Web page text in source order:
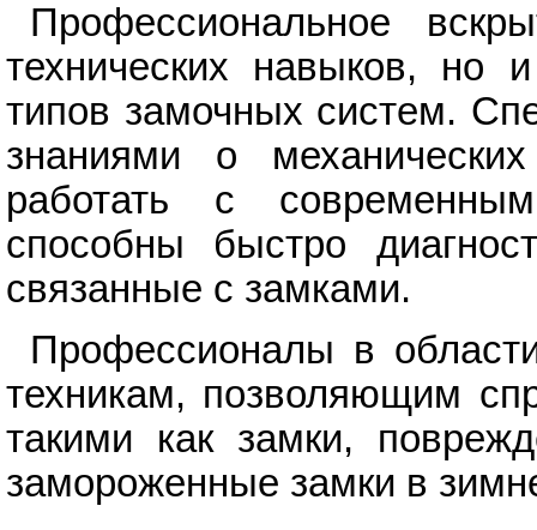
Профессиональное
технических навыков, но
типов замочных систем.
знаниями о
работать с
способны быстро
связанные с замками.
Профессионалы в
техникам, позволяющим
такими как замки,
замороженные замки в